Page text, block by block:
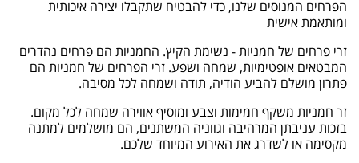
הפרחים המנוסים שלנו, כדי להבטיח שתקבלו יצירה איכותית
ומותאמת אישית
זרי פרחים של חמניות - נשימת הקיץ. החמניות הם פרחים נהדרים
המבטאים אופטימיות, שמחה ושפע. זרי הפרחים של חמניות הם
פתרון מושלם להביע הודיה, תודה ושמחה לכל מסיבה.
זר חמניות משקף חמימות וצבע ומוסיף אווירה שמחה לכל מקום.
בזכות עניבתן המרהיבה וגווניה המשתנים, הם מושלמים למתנה
מקסימה או לשדרג את האירוע המיוחד שלכם.